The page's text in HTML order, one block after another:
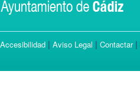
Accesibilidad | Aviso Legal | Contactar|